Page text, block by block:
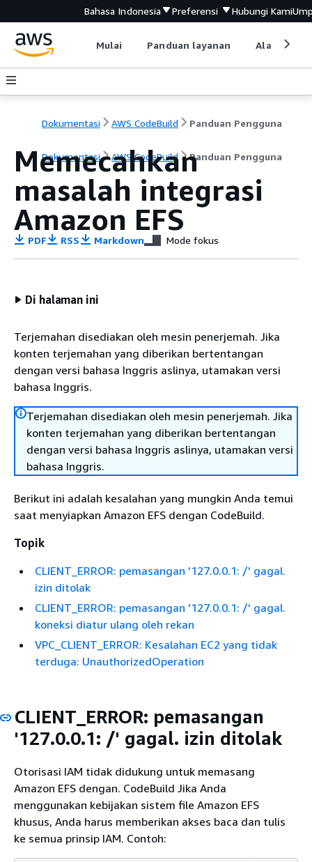
Bahasa Indonesia Preferensi Hubungi Kami
Mulai Panduan layanan Alat
Dokumentasi AWS CodeBuild Panduan Pengguna
Dokumentasi AWS CodeBuild Panduan Pengguna
Memecahkan
masalah integrasi
Amazon EFS
PDF RSS Markdown Mode fokus
Di halaman ini
Terjemahan disediakan oleh mesin penerjemah. Jika
konten terjemahan yang diberikan bertentangan
dengan versi bahasa Inggris aslinya, utamakan versi
bahasa Inggris.
Terjemahan disediakan oleh mesin penerjemah. Jika
konten terjemahan yang diberikan bertentangan
dengan versi bahasa Inggris aslinya, utamakan versi
bahasa Inggris.
Berikut ini adalah kesalahan yang mungkin Anda temui
saat menyiapkan Amazon EFS dengan CodeBuild.
Topik
CLIENT_ERROR: pemasangan '127.0.0.1: /' gagal.
izin ditolak
CLIENT_ERROR: pemasangan '127.0.0.1: /' gagal.
koneksi diatur ulang oleh rekan
VPC_CLIENT_ERROR: Kesalahan EC2 yang tidak
terduga: UnauthorizedOperation
CLIENT_ERROR: pemasangan
'127.0.0.1: /' gagal. izin ditolak
Otorisasi IAM tidak didukung untuk memasang
Amazon EFS dengan. CodeBuild Jika Anda
menggunakan kebijakan sistem file Amazon EFS
khusus, Anda harus memberikan akses baca dan tulis
ke semua prinsip IAM. Contoh: